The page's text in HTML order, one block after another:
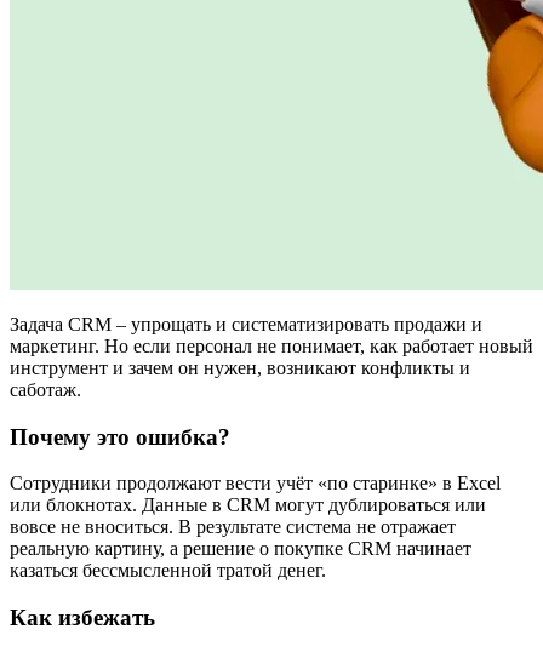
Задача CRM – упрощать и систематизировать продажи и
маркетинг. Но если персонал не понимает, как работает новый
инструмент и зачем он нужен, возникают конфликты и
саботаж.
Почему это ошибка?
Сотрудники продолжают вести учёт «по старинке» в Excel
или блокнотах. Данные в CRM могут дублироваться или
вовсе не вноситься. В результате система не отражает
реальную картину, а решение о покупке CRM начинает
казаться бессмысленной тратой денег.
Как избежать